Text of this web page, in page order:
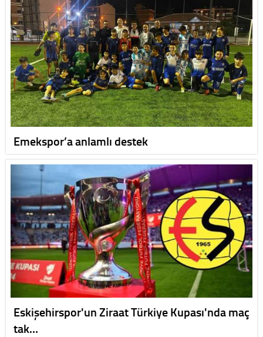
Emekspor’a anlamlı destek
Eskişehirspor'un Ziraat Türkiye Kupası'nda maç
tak…